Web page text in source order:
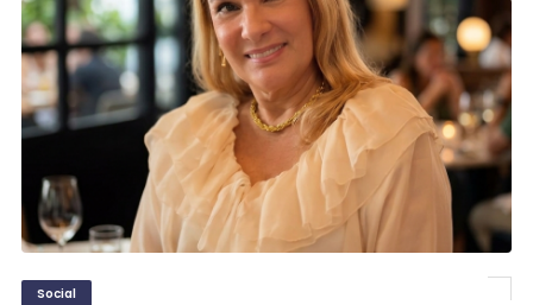
Social